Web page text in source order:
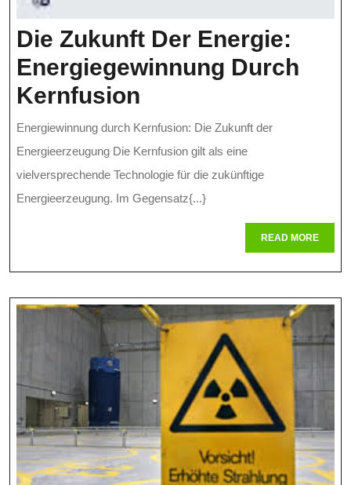
Die Zukunft Der Energie:
Energiegewinnung Durch
Kernfusion
Zukunft
Der
Energie:
Energiegewinnung
Energiewinnung durch Kernfusion: Die Zukunft der
Energieerzeugung Die Kernfusion gilt als eine
vielversprechende Technologie für die zukünftige
Energieerzeugung. Im Gegensatz{...}
READ MOREREAD
MORE